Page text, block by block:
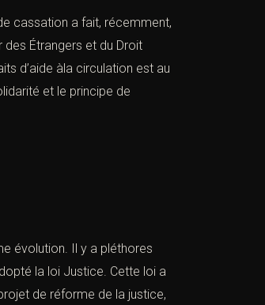
cassation a fait, récemment,
des Étrangers et du Droit
d’aide àla circulation est au
et le principe de
évolution. Il y a pléthores
la loi Justice. Cette loi a
de réforme de la justice,